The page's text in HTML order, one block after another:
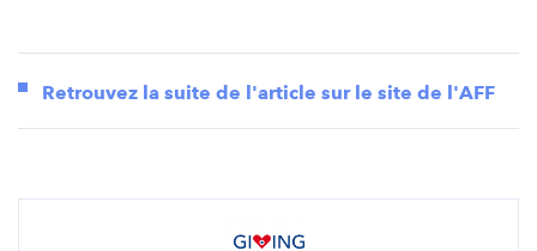
Retrouvez la suite de l'article sur le site de l'AFF